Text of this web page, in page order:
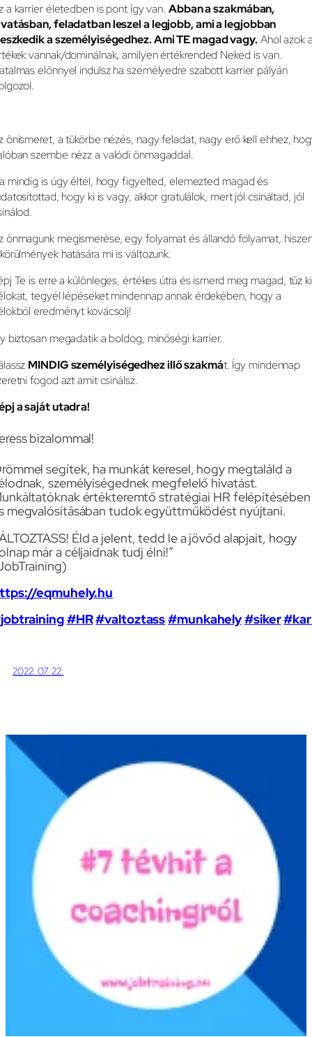
a karrier életedben is pont így van. Abban a szakmában,
feladatban leszel a legjobb, ami a legjobban
a személyiségedhez. Ami TE magad vagy.Ahol azok
vannak/dominálnak, amilyen értékrended Neked is van.
előnnyel indulsz ha személyedre szabott karrier pályán
önismeret, a tükörbe nézés, nagy feladat, nagy erő kell ehhez,
szembe nézz a valódi önmagaddal.
mindig is úgy éltél, hogy figyelted, elemezted magad és
hogy ki is vagy, akkor gratulálok, mert jól csináltad, jól
önmagunk megismerése, egy folyamat és állandó folyamat,
hatására mi is változunk.
Te is erre a különleges, értékes útra és ismerd meg magad, tűz ki
tegyél lépéseket mindennap annak érdekében, hogy a
eredményt kovácsolj!
biztosan megadatik a boldog, minőségi karrier.
MINDIG személyiségedhez illő szakmát. Így mindennap
fogod azt amit csinálsz.
a saját utadra!
bizalommal!
segítek, ha munkát keresel, hogy megtaláld a
személyiségednek megfelelő hivatást.
értékteremtő stratégiai HR felépítésében
megvalósításában tudok együttműködést nyújtani.
Éld a jelent, tedd le a jövőd alapjait, hogy
már a céljaidnak tudj élni!”
eqmuhely.hu
#HR#valtoztass#munkahely#siker
2022. 07. 22.